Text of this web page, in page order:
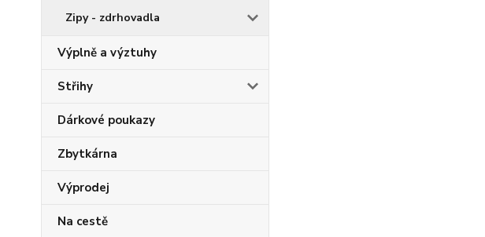
Zipy - zdrhovadla
Výplně a výztuhy
Střihy
Dárkové poukazy
Zbytkárna
Výprodej
Na cestě